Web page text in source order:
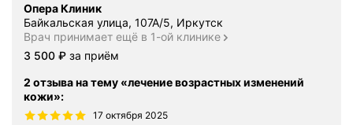
Опера Клиник
Байкальская улица, 107А/5, Иркутск
Врач принимает ещё в 1-ой клинике
Цена
3500
3 500 ₽ за приём
2 отзыва на тему «лечение возрастных изменений
кожи»:
17 октября 2025